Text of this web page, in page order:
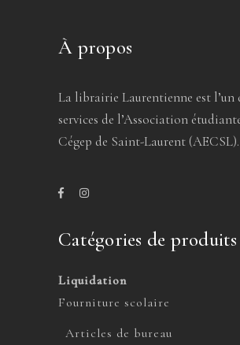
À propos
La librairie Laurentienne est l’un
services de l’Association
Cégep de Saint-Laurent (AECSL).
Catégories de produits
Liquidation
Fourniture scolaire
Articles de bureau